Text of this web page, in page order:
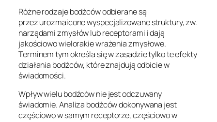
Różne rodzaje bodźców odbierane są
przezurozmaiconewyspecjalizowane struktury, zw.
narządami zmysłów lub receptorami i dają
jakościowowielorakiewrażenia zmysłowe.
Terminem tym określa się w zasadzie tylko te efekty
działania bodźców, które znajdują odbicie w
świadomości.
Wpływ wielu bodźców nie jest odczuwany
świadomie. Analiza bodźców dokonywana jest
częściowo w samym receptorze, częściowo w